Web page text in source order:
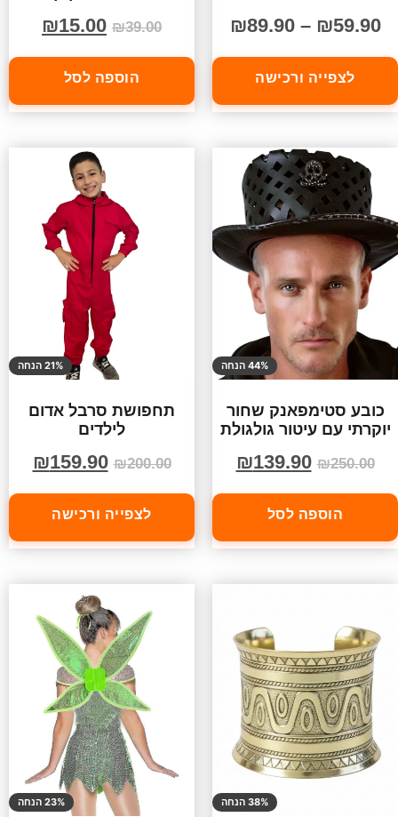
₪59.90
–
₪89.90
לצפייה ורכישה
₪39.00
₪15.00
הוספה לסל
44% הנחה
כובע סטימפאנק שחור
יוקרתי עם עיטור גולגולת
₪250.00
₪139.90
הוספה לסל
21% הנחה
תחפושת סרבל אדום
לילדים
₪200.00
₪159.90
לצפייה ורכישה
38% הנחה 23% הנחה